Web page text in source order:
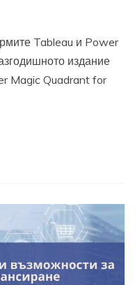
Tableau и Power
издание
Magic Quadrant for